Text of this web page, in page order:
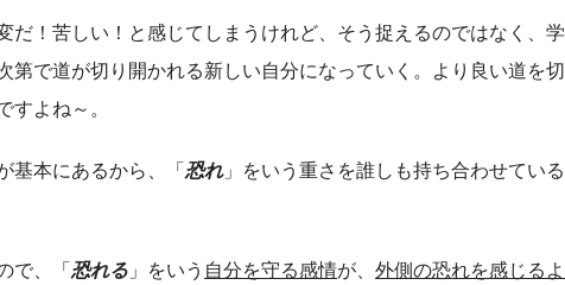
！苦しい！と感じてしまうけれど、そう捉えるのではなく、学
で道が切り開かれる新しい自分になっていく。より良い道を切
よね～。
基本にあるから、「恐れ」をいう重さを誰しも持ち合わせている
で、「恐れる 」をいう 自分を守る感情が、 外側の恐れを感じるよ